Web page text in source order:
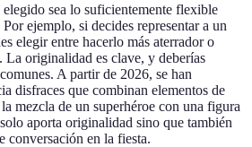
elegido sea lo suficientemente flexible
ejemplo, si decides representar a un
elegir entre hacerlo más aterrador o
originalidad es clave, y deberías
A partir de 2026, se han
disfraces que combinan elementos de
mezcla de un superhéroe con una figura
aporta originalidad sino que también
conversación en la fiesta.